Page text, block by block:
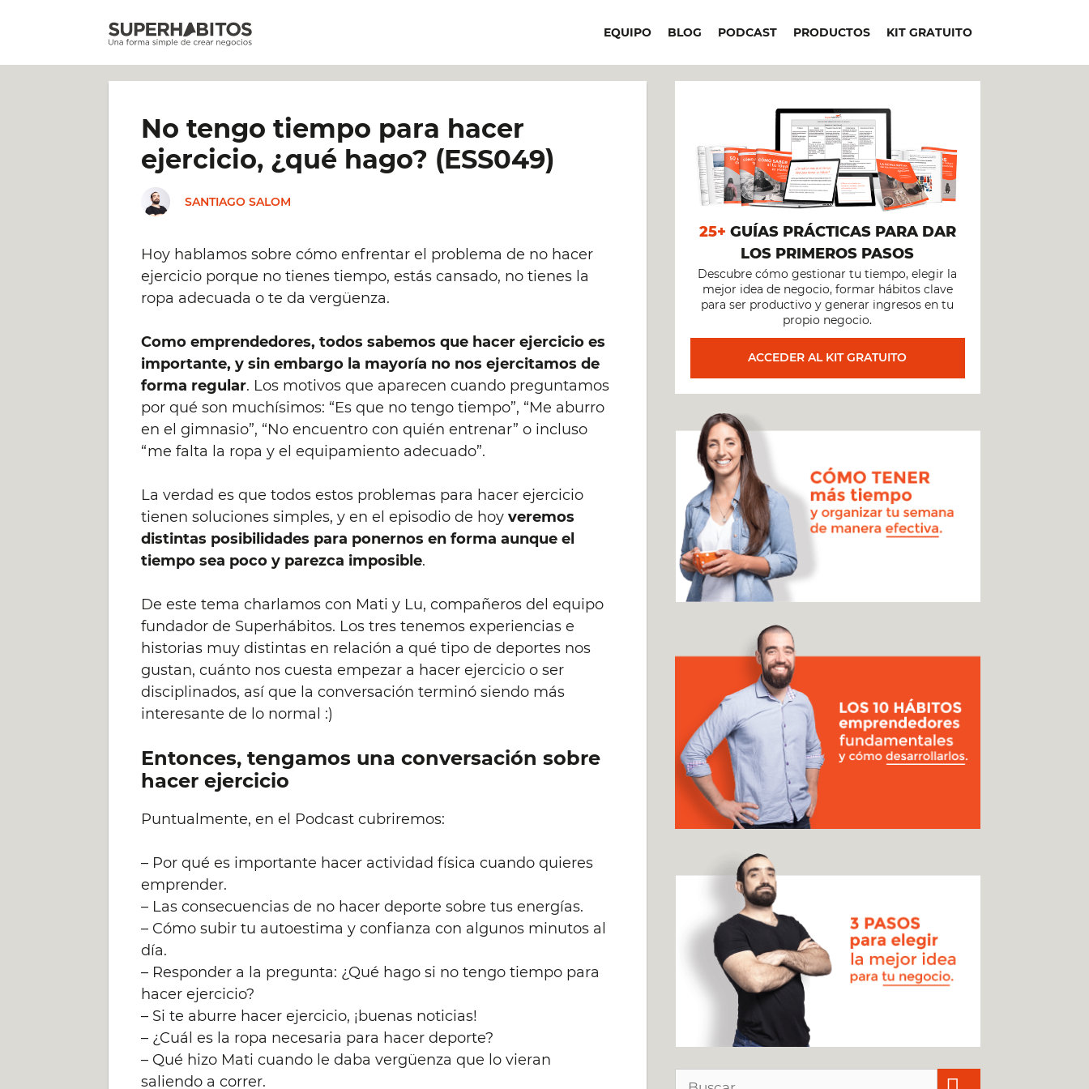
EQUIPO BLOG PODCAST PRODUCTOS KIT GRATUITO
No tengo tiempo para hacer
ejercicio, ¿qué hago? (ESS049)
SANTIAGO SALOM
Hoy hablamos sobre cómo enfrentar el problema de no hacer
ejercicio porque no tienes tiempo, estás cansado, no tienes la
ropa adecuada o te da vergüenza.
Como emprendedores, todos sabemos que hacer ejercicio es
importante, y sin embargo la mayoría no nos ejercitamos de
forma regular. Los motivos que aparecen cuando preguntamos
por qué son muchísimos: “Es que no tengo tiempo”, “Me aburro
en el gimnasio”, “No encuentro con quién entrenar” o incluso
“me falta la ropa y el equipamiento adecuado”.
La verdad es que todos estos problemas para hacer ejercicio
tienen soluciones simples, y en el episodio de hoyveremos
distintas posibilidades para ponernos en forma aunque el
tiempo sea poco y parezca imposible.
De este tema charlamos con Mati y Lu, compañeros del equipo
fundador de Superhábitos. Los tres tenemos experiencias e
historias muy distintas en relación a qué tipo de deportes nos
gustan, cuánto nos cuesta empezar a hacer ejercicio o ser
disciplinados, así que la conversación terminó siendo más
interesante de lo normal :)
Entonces, tengamos una conversación sobre
hacer ejercicio
Puntualmente, en el Podcast cubriremos:
– Por qué es importante hacer actividad física cuando quieres
emprender.
– Las consecuencias de no hacer deporte sobre tus energías.
– Cómo subir tu autoestima y confianza con algunos minutos al
día.
– Responder a la pregunta: ¿Qué hago si no tengo tiempo para
hacer ejercicio?
– Si te aburre hacer ejercicio, ¡buenas noticias!
– ¿Cuál es la ropa necesaria para hacer deporte?
– Qué hizo Mati cuando le daba vergüenza que lo vieran
saliendo a correr.
25+ GUÍAS PRÁCTICAS PARA DAR
LOS PRIMEROS PASOS
Descubre cómo gestionar tu tiempo, elegir la
mejor idea de negocio, formar hábitos clave
para ser productivo y generar ingresos en tu
propio negocio.
ACCEDER AL KIT GRATUITO